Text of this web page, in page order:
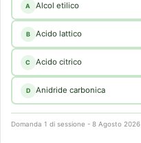
A Alcol etilico
B Acido lattico
C Acido citrico
D Anidride carbonica
Domanda 1 di sessione - 8 Agosto 2026